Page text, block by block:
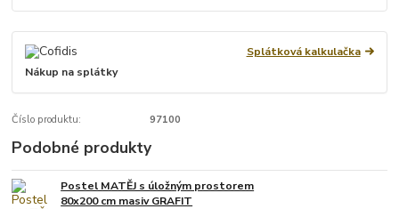
Splátková kalkulačka
Nákup na splátky
Číslo produktu: 97100
Podobné produkty
Postel MATĚJ s úložným prostorem
80x200 cm masiv GRAFIT